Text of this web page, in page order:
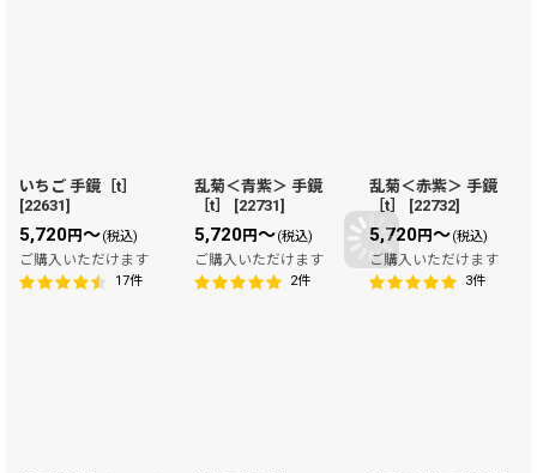
いちご 手鏡［t］
[22631]
5,720円～(税込)
ご購入いただけます
17件
乱菊＜青紫＞ 手鏡
［t］
[22731]
5,720円～(税込)
ご購入いただけます
2件
乱菊＜赤紫＞ 手鏡
［t］
[22732]
5,720円～(税込)
ご購入いただけます
3件